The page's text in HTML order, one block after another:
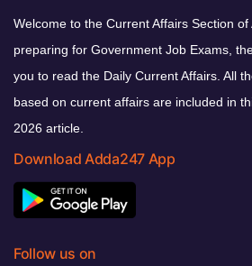
Welcome to the Current Affairs Section
preparing for Government Job Exams,
you to read the Daily Current Affairs. All
based on current affairs are included in
2026 article.
Download Adda247 App
Follow us on